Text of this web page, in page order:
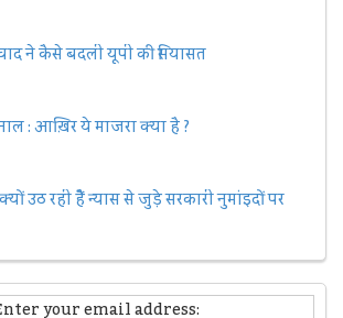
ने कैसे बदली यूपी की सियासत
: आख़िर ये माजरा क्या है ?
उठ रही हैैं न्यास से जुड़े सरकारी नुमांइदों पर
your email address: